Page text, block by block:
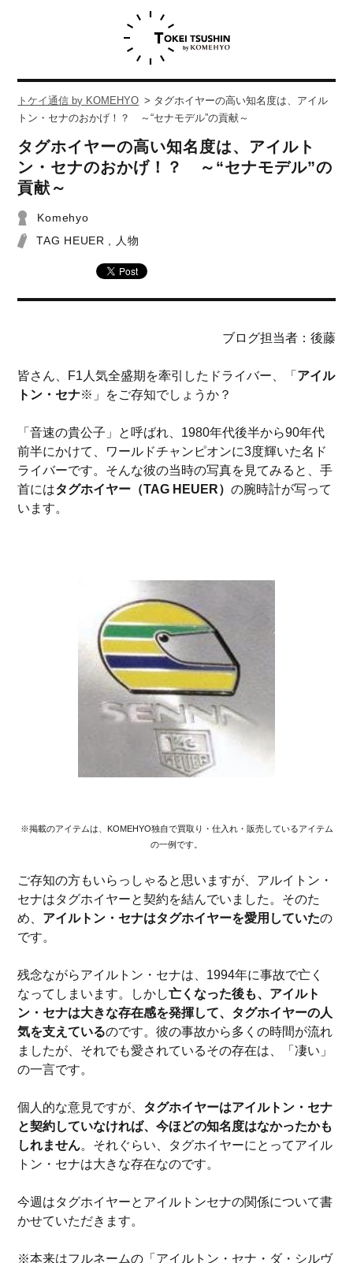
トケイ通信 by KOMEHYO > タグホイヤーの高い知名度は、アイル
トン・セナのおかげ！？ ～“セナモデル”の貢献～
タグホイヤーの高い知名度は、アイルト
ン・セナのおかげ！？ ～“セナモデル”の
貢献～
Komehyo
TAG HEUER
人物
ブログ担当者：後藤
皆さん、F1人気全盛期を牽引したドライバー、「 アイル
トン・セナ※」をご存知でしょうか？
「音速の貴公子」と呼ばれ、1980年代後半から90年代
前半にかけて、ワールドチャンピオンに3度輝いた名ド
ライバーです。そんな彼の当時の写真を見てみると、手
首にはタグホイヤー（TAG HEUER）の腕時計が写って
います。
※掲載のアイテムは、KOMEHYO独自で買取り・仕入れ・販売しているアイテム
の一例です。
ご存知の方もいらっしゃると思いますが、アルイトン・
セナはタグホイヤーと契約を結んでいました。そのた
め、 アイルトン・セナはタグホイヤーを愛用していたの
です。
残念ながらアイルトン・セナは、1994年に事故で亡く
なってしまいます。しかし亡くなった後も、アイルト
ン・セナは大きな存在感を発揮して、タグホイヤーの人
気を支えているのです。彼の事故から多くの時間が流れ
ましたが、それでも愛されているその存在は、「凄い」
の一言です。
個人的な意見ですが、 タグホイヤーはアイルトン・セナ
と契約していなければ、今ほどの知名度はなかったかも
しれません。それぐらい、タグホイヤーにとってアイル
トン・セナは大きな存在なのです。
今週はタグホイヤーとアイルトンセナの関係について書
かせていただきます。
※本来はフルネームの「アイルトン・セナ・ダ・シルヴ